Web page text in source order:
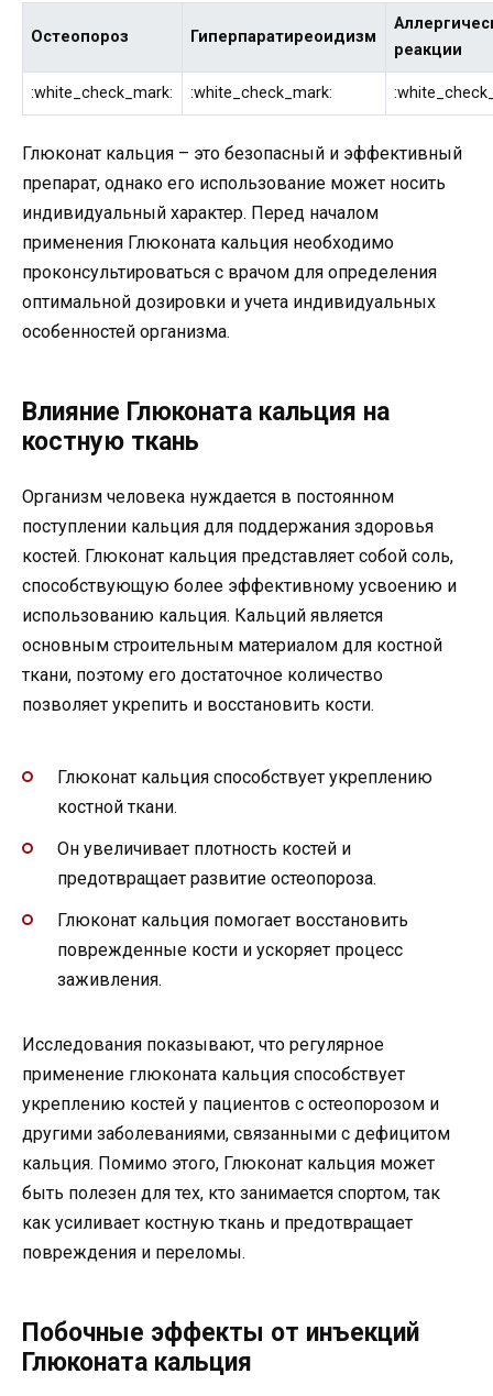
Остеопороз Гиперпаратиреоидизм
реакции
:white_check_mark: :white_check_mark:
Глюконат кальция – это безопасный и эффективный
препарат, однако его использование может носить
индивидуальный характер. Перед началом
применения Глюконата кальция необходимо
проконсультироваться с врачом для определения
оптимальной дозировки и учета индивидуальных
особенностей организма.
Влияние Глюконата кальция на
костную ткань
Организм человека нуждается в постоянном
поступлении кальция для поддержания здоровья
костей. Глюконат кальция представляет собой соль,
способствующую более эффективному усвоению и
использованию кальция. Кальций является
основным строительным материалом для костной
ткани, поэтому его достаточное количество
позволяет укрепить и восстановить кости.
Глюконат кальция способствует укреплению
костной ткани.
Он увеличивает плотность костей и
предотвращает развитие остеопороза.
Глюконат кальция помогает восстановить
поврежденные кости и ускоряет процесс
заживления.
Исследования показывают, что регулярное
применение глюконата кальция способствует
укреплению костей у пациентов с остеопорозом и
другими заболеваниями, связанными с дефицитом
кальция. Помимо этого, Глюконат кальция может
быть полезен для тех, кто занимается спортом, так
как усиливает костную ткань и предотвращает
повреждения и переломы.
Побочные эффекты от инъекций
Глюконата кальция